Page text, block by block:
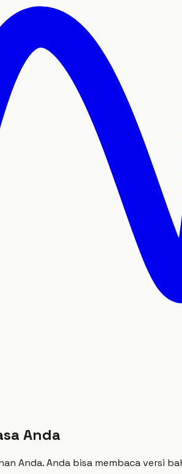
Anda
Anda. Anda bisa membaca versi